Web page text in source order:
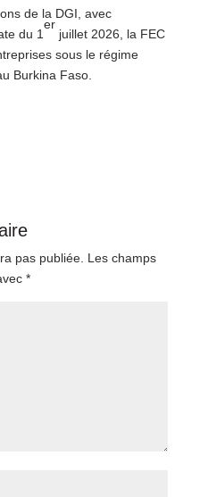
de la DGI, avec
du 1
er
juillet 2026, la FEC
sous le régime
Burkina Faso.
pas publiée. Les champs
*